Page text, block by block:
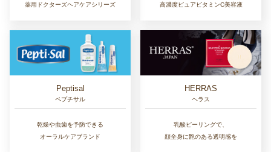
薬用ドクターズヘアケアシリーズ
高濃度ピュアビタミンC美容液
Peptisal
ペプチサル
乾燥や虫歯を予防できる
オーラルケアブランド
HERRAS
ヘラス
乳酸ピーリングで、
顔全身に艶のある透明感を